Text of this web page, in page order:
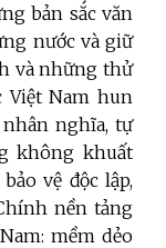
bản sắc văn
nước và giữ
và những thử
Việt Nam hun
nghĩa, tự
không khuất
vệ độc lập,
nền tảng
mềm dẻo